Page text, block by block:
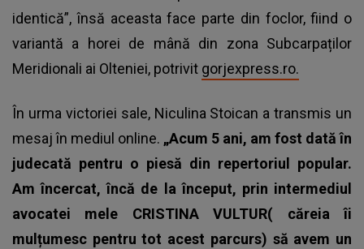
identică”, însă aceasta face parte din foclor, fiind o
variantă a horei de mână din zona Subcarpaților
Meridionali ai Olteniei, potrivit gorjexpress.ro.
În urma victoriei sale, Niculina Stoican a transmis un
mesaj în mediul online. „Acum 5 ani, am fost dată în
judecată pentru o piesă din repertoriul popular.
Am încercat, încă de la început, prin intermediul
avocatei mele CRISTINA VULTUR( căreia îi
mulțumesc pentru tot acest parcurs) să avem un